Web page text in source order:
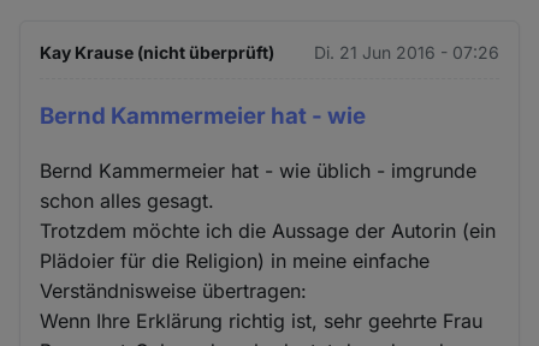
Kay Krause (nicht überprüft) Di. 21 Jun 2016 - 07:26
Bernd Kammermeier hat - wie
Bernd Kammermeier hat - wie üblich - imgrunde
schon alles gesagt.
Trotzdem möchte ich die Aussage der Autorin (ein
Plädoier für die Religion) in meine einfache
Verständnisweise übertragen:
Wenn Ihre Erklärung richtig ist, sehr geehrte Frau